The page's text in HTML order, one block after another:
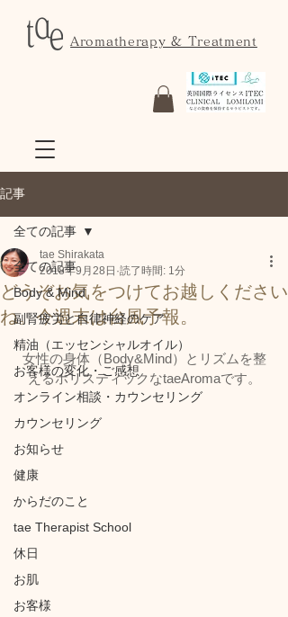
Aromatherapy & Treatment
記事
全ての記事
Body & Mind
副腎疲労と自律神経のケア
精油（エッセンシャルオイル）
お客様の変化・ご感想
オンライン相談・カウンセリング
カウンセリング
お知らせ
健康
からだのこと
tae Therapist School
休日
お肌
お客様
全ての記事
どうぞお気をつけてお越しください
ね。今週末は台風予報。
tae Shirakata
2018年9月28日 読了時間: 1分
女性の身体（Body&Mind）とリズムを整
えるホリスティックなtaeAromaです。